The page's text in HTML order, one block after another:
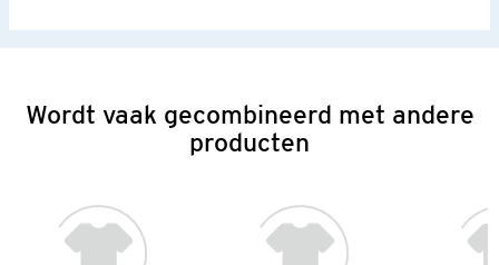
Wordt vaak gecombineerd met andere
producten